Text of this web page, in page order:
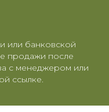
или банковской
продажи после
с менеджером или
ссылке.